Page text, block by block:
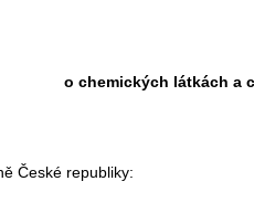
o chemických látkách a
České republiky: